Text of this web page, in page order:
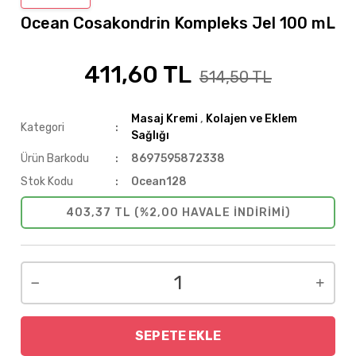
Ocean Cosakondrin Kompleks Jel 100 mL
411,60 TL 514,50 TL
Kategori
Masaj Kremi , Kolajen ve Eklem
Sağlığı
Ürün Barkodu
8697595872338
Stok Kodu
Ocean128
403,37 TL (%2,00 HAVALE INDIRIMI)
SEPETE EKLE